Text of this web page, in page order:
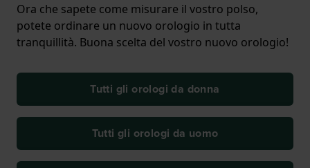
Ora che sapete come misurare il vostro polso,
potete ordinare un nuovo orologio in tutta
tranquillità. Buona scelta del vostro nuovo orologio!
Tutti gli orologi da donna
Tutti gli orologi da uomo